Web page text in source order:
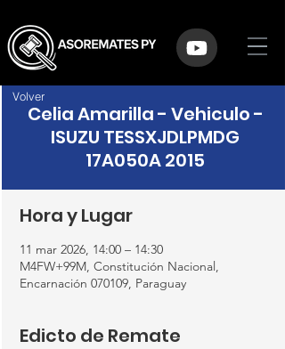
Celia Amarilla - Vehiculo -
ISUZU TESSXJDLPMDG
17A050A 2015
Hora y Lugar
11 mar 2026, 14:00 – 14:30
M4FW+99M, Constitución Nacional,
Encarnación 070109, Paraguay
Edicto de Remate
Volver